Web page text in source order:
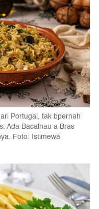
Portugal, tak bpernah
Ada Bacalhau a Bras
Foto: Istimewa